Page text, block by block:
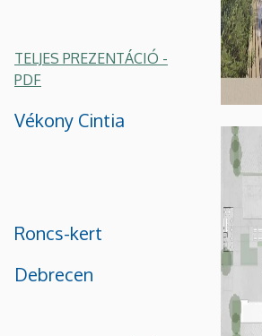
TELJES PREZENTÁCIÓ -
PDF
Vékony Cintia
Roncs-kert
Debrecen